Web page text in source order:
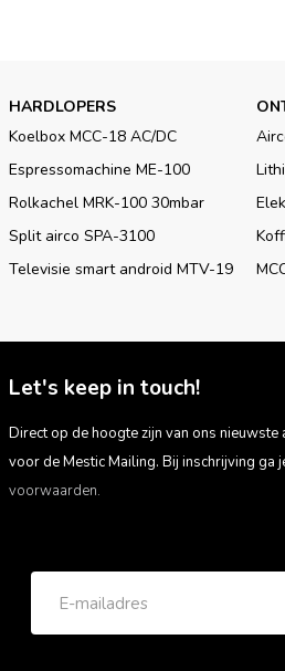
HARDLOPERS
Koelbox MCC-18 AC/DC
Espressomachine ME-100
Rolkachel MRK-100 30mbar
Split airco SPA-3100
Televisie smart android MTV-19
Let's keep in touch!
Direct op de hoogte zijn van ons nieuwste
voor de Mestic Mailing. Bij inschrijving ga
voorwaarden.